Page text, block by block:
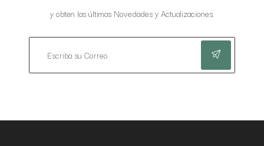
y obten las últimas Novedades y Actualizaciones.